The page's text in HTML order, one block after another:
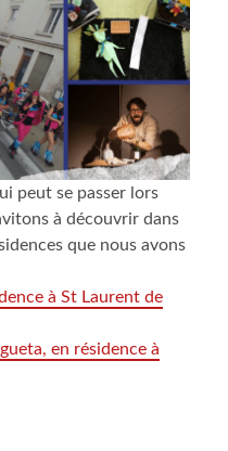
peut se passer lors
à découvrir dans
que nous avons
à St Laurent de
en résidence à